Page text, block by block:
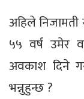
अहिले
५५ वर्ष उमेर
अवकाश दिने
भन्नुहुन्छ ?